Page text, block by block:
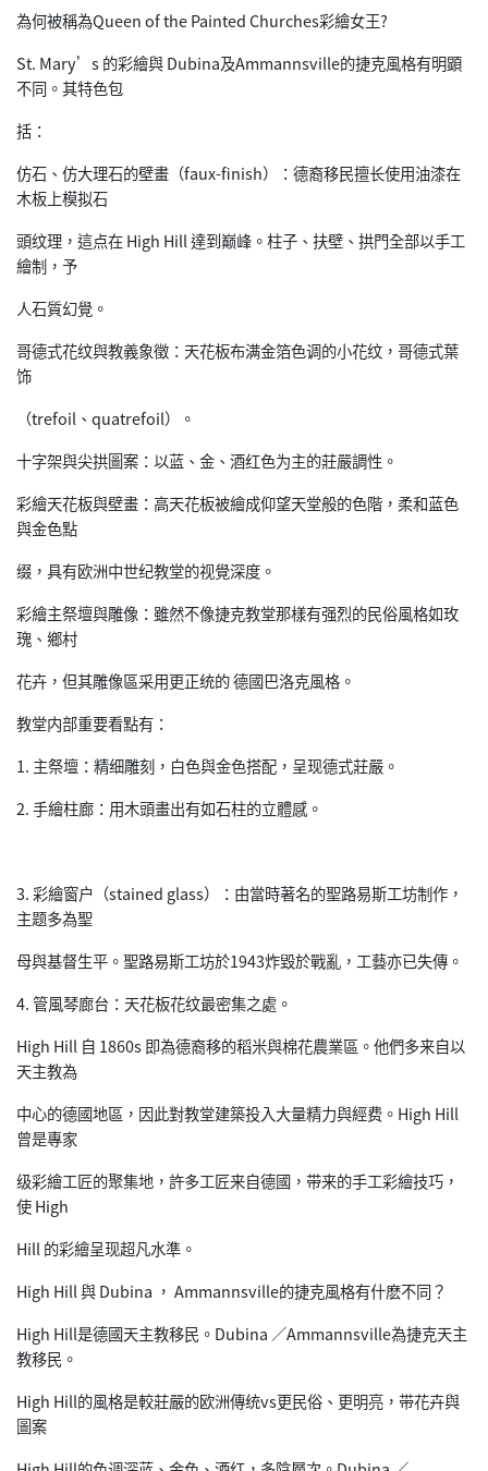
為何被稱為Queen of the Painted Churches彩繪女王?
St. Mary’s 的彩繪與 Dubina及Ammannsville的捷克風格有明顕
不同。其特色包
括：
仿石、仿大理石的壁畫（faux-finish）：德裔移民擅长使用油漆在
木板上模拟石
頭纹理，這点在 High Hill 達到巅峰。柱子、扶壁、拱門全部以手工
繪制，予
人石質幻覺。
哥德式花纹與教義象徵：天花板布满金箔色调的小花纹，哥德式葉
饰
（trefoil、quatrefoil）。
十字架與尖拱圖案：以蓝、金、酒红色为主的莊嚴調性。
彩繪天花板與壁畫：高天花板被繪成仰望天堂般的色階，柔和蓝色
與金色點
缀，具有欧洲中世纪教堂的视覺深度。
彩繪主祭壇與雕像：雖然不像捷克教堂那樣有强烈的民俗風格如玫
瑰、鄉村
花卉，但其雕像區采用更正统的 德國巴洛克風格。
教堂内部重要看點有：
1. 主祭壇：精细雕刻，白色與金色搭配，呈现德式莊嚴。
2. 手繪柱廊：用木頭畫出有如石柱的立體感。
3. 彩繪窗户（stained glass）：由當時著名的聖路易斯工坊制作，
主题多為聖
母與基督生平。聖路易斯工坊於1943炸毀於戰亂，工藝亦已失傳。
4. 管風琴廊台：天花板花纹最密集之處。
High Hill 自 1860s 即為德裔移的稻米與棉花農業區。他們多来自以
天主教為
中心的德國地區，因此對教堂建築投入大量精力與經费。High Hill
曾是專家
级彩繪工匠的聚集地，許多工匠来自德國，带来的手工彩繪技巧，
使 High
Hill 的彩繪呈现超凡水準。
High Hill 與 Dubina ， Ammannsville的捷克風格有什麽不同？
High Hill是德國天主教移民。Dubina ／Ammannsville為捷克天主
教移民。
High Hill的風格是較莊嚴的欧洲傳统vs更民俗、更明亮，带花卉與
圖案